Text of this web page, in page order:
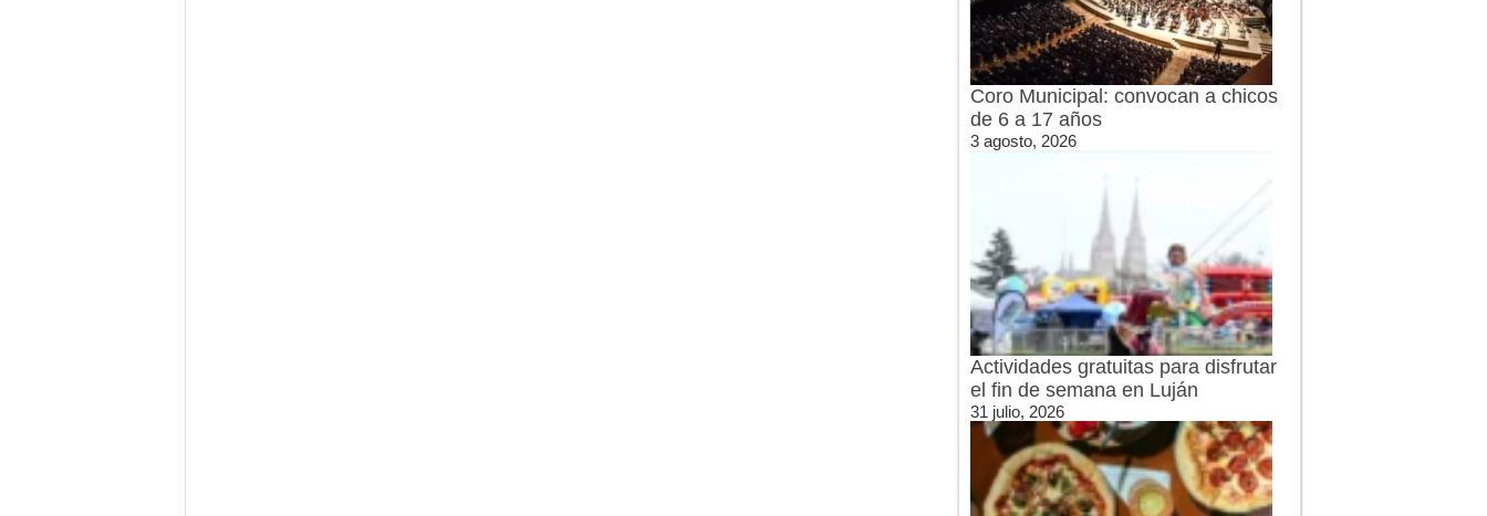
Coro Municipal: convocan a chicos
de 6 a 17 años
3 agosto, 2026
Actividades gratuitas para disfrutar
el fin de semana en Luján
31 julio, 2026